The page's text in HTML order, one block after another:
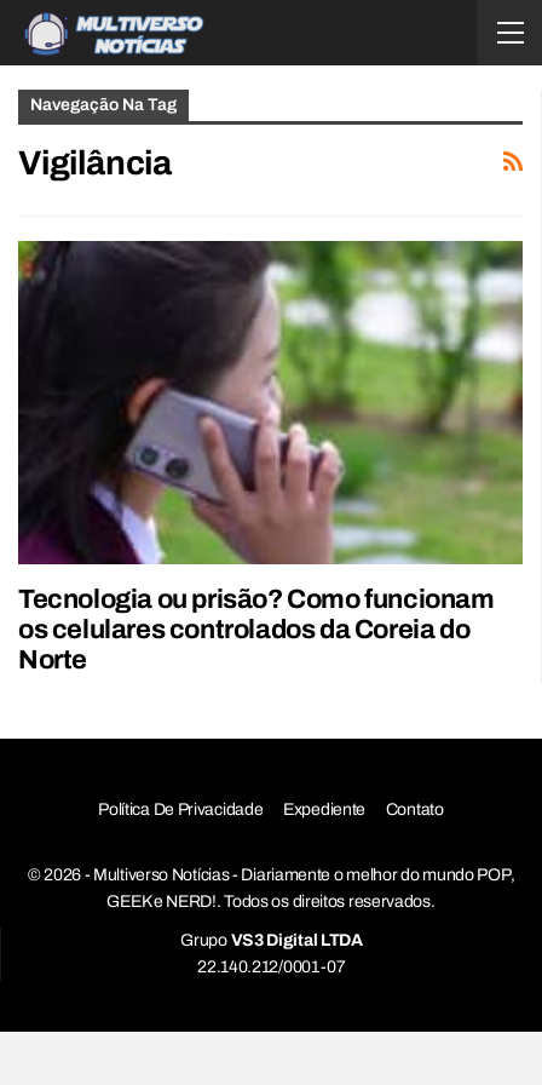
Navegação Na Tag
Vigilância
Tecnologia ou prisão? Como funcionam
os celulares controlados da Coreia do
Norte
Política De Privacidade Expediente Contato
© 2026 - Multiverso Notícias - Diariamente o melhor do mundo POP,
GEEK e NERD!. Todos os direitos reservados.
Grupo VS3 Digital LTDA
22.140.212/0001-07